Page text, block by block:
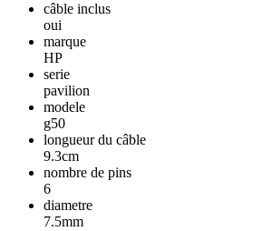
câble inclus
oui
marque
HP
serie
pavilion
modele
g50
longueur du câble
9.3cm
nombre de pins
6
diametre
7.5mm